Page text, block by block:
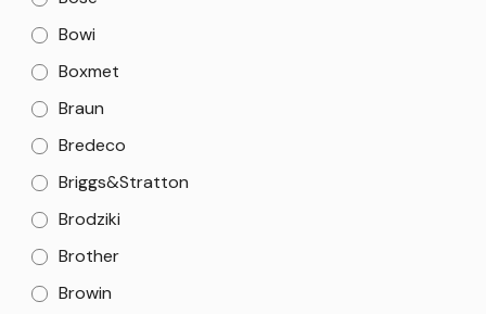
Bowi
Boxmet
Braun
Bredeco
Briggs&Stratton
Brodziki
Brother
Browin